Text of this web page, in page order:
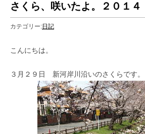
さくら、咲いたよ。２０１４
カテゴリー:日記
こんにちは。
３月２９日 新河岸川沿いのさくらです。